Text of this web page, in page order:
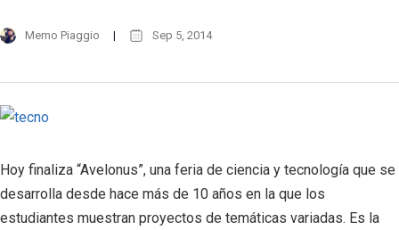
Memo Piaggio Sep 5, 2014
Hoy finaliza “Avelonus”, una feria de ciencia y tecnología que se
desarrolla desde hace más de 10 años en la que los
estudiantes muestran proyectos de temáticas variadas. Es la